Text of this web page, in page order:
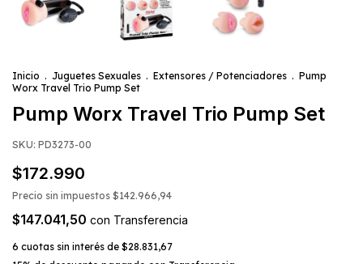
Inicio . Juguetes Sexuales . Extensores / Potenciadores . Pump
Worx Travel Trio Pump Set
Pump Worx Travel Trio Pump Set
SKU: PD3273-00
$172.990
Precio sin impuestos $142.966,94
$147.041,50 con Transferencia
6 cuotas sin interés de $28.831,67